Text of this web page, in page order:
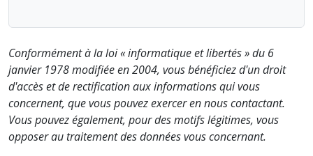
Conformément à la loi « informatique et libertés » du 6
janvier 1978 modifiée en 2004, vous bénéficiez d'un droit
d'accès et de rectification aux informations qui vous
concernent, que vous pouvez exercer en nous contactant.
Vous pouvez également, pour des motifs légitimes, vous
opposer au traitement des données vous concernant.